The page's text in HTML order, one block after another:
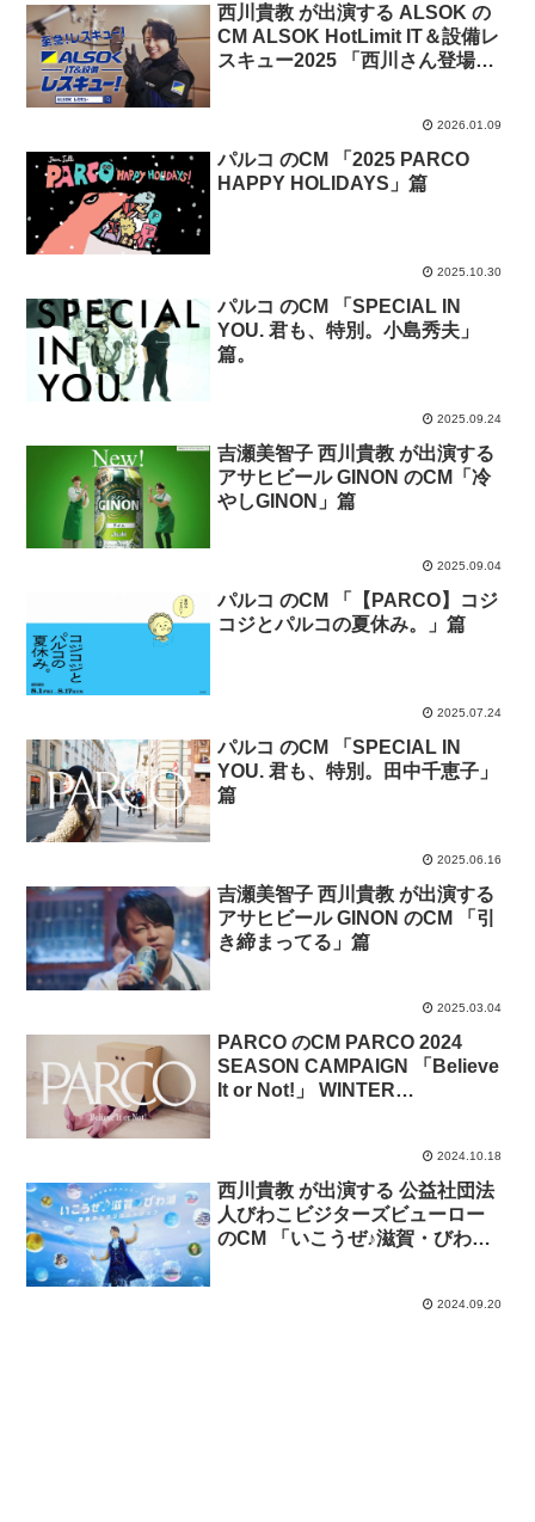
西川貴教 が出演する ALSOK の
CM ALSOK HotLimit IT＆設備レ
スキュー2025 「西川さん登場」
2026.01.09
パルコ のCM 「2025 PARCO
HAPPY HOLIDAYS」篇
2025.10.30
パルコ のCM 「SPECIAL IN
YOU. 君も、特別。小島秀夫」
篇。
2025.09.24
吉瀬美智子 西川貴教 が出演する
アサヒビール GINON のCM「冷
やしGINON」篇
2025.09.04
パルコ のCM 「【PARCO】コジ
コジとパルコの夏休み。」篇
2025.07.24
パルコ のCM 「SPECIAL IN
YOU. 君も、特別。田中千恵子」
篇
2025.06.16
吉瀬美智子 西川貴教 が出演する
アサヒビール GINON のCM 「引
き締まってる」篇
2025.03.04
PARCO のCM PARCO 2024
SEASON CAMPAIGN 「Believe
It or Not!」 WINTER
2024.10.18
西川貴教 が出演する 公益社団法
人びわこビジターズビューロー
のCM 「いこうぜ♪滋賀・びわ
2024.09.20